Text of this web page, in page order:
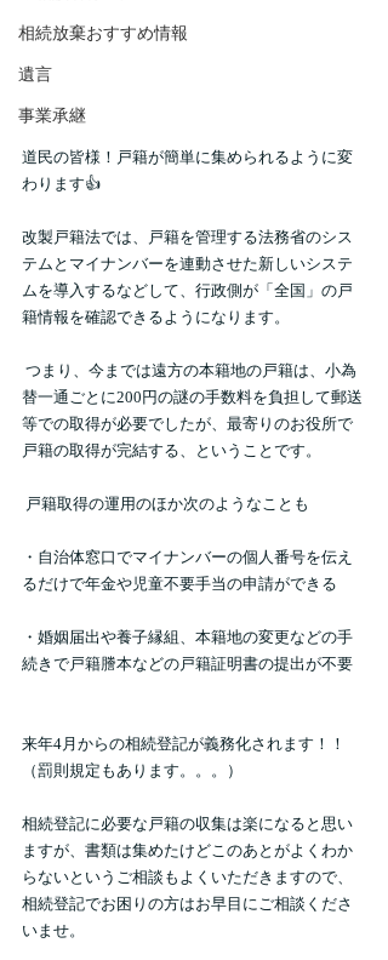
相続放棄おすすめ情報
遺言
事業承継
道民の皆様！戸籍が簡単に集められるように変
わります👍
改製戸籍法では、戸籍を管理する法務省のシス
テムとマイナンバーを連動させた新しいシステ
ムを導入するなどして、行政側が「全国」の戸
籍情報を確認できるようになります。
替一通ごとに200円の謎の手数料を負担して郵送
等での取得が必要でしたが、最寄りのお役所で
戸籍の取得が完結する、ということです。
戸籍取得の運用のほか次のようなことも
・自治体窓口でマイナンバーの個人番号を伝え
るだけで年金や児童不要手当の申請ができる
・婚姻届出や養子縁組、本籍地の変更などの手
続きで戸籍謄本などの戸籍証明書の提出が不要
来年4月からの相続登記が義務化されます！！
（罰則規定もあります。。。）
相続登記に必要な戸籍の収集は楽になると思い
ますが、書類は集めたけどこのあとがよくわか
らないというご相談もよくいただきますので、
相続登記でお困りの方はお早目にご相談くださ
いませ。